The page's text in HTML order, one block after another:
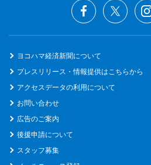
ヨコハマ経済新聞について
プレスリリース・情報提供はこちらから
アクセスデータの利用について
お問い合わせ
広告のご案内
後援申請について
スタッフ募集